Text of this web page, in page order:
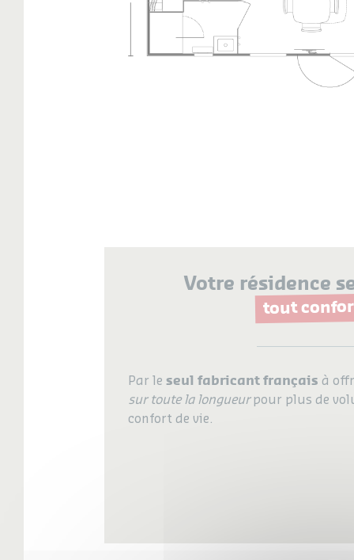
Votre résidence
tout
Par le seul fabricant français à
sur toute la longueurpour plus de
confort de vie.